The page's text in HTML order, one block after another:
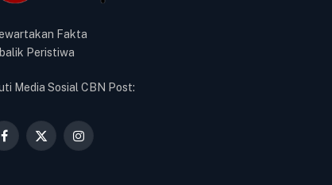
Fakta
Peristiwa
Media Sosial CBN Post:
Facebook
X
Instagram